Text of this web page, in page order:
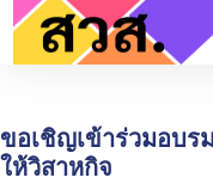
ขอเชิญเข้าร่วมอบร
ให้วิสาหกิจ